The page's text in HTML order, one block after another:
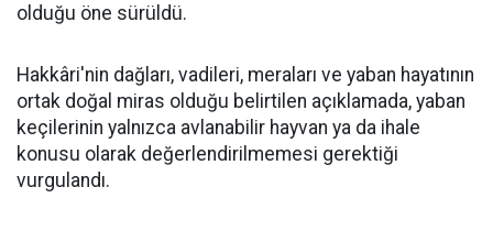
olduğu öne sürüldü.
Hakkâri'nin dağları, vadileri, meraları ve yaban hayatının
ortak doğal miras olduğu belirtilen açıklamada, yaban
keçilerinin yalnızca avlanabilir hayvan ya da ihale
konusu olarak değerlendirilmemesi gerektiği
vurgulandı.